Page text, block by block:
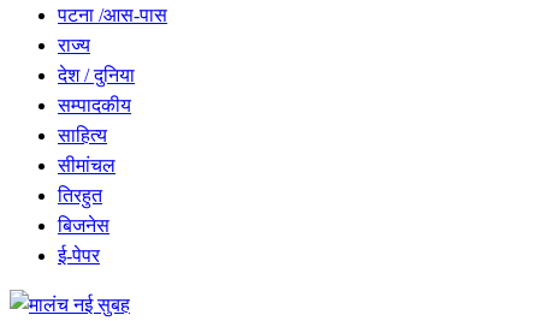
पटना /आस-पास
राज्य
देश / दुनिया
सम्पादकीय
साहित्य
सीमांचल
तिरहुत
बिजनेस
ई-पेपर